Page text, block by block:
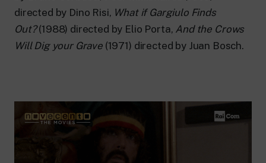
For secondary schools, universities,
teachers and adult education.
Rai Scuola
directed by Dino Risi, What if Gargiulo Finds
Out?(1988) directed by Elio Porta, And the Crows
Will Dig your Grave(1971) directed by Juan Bosch.